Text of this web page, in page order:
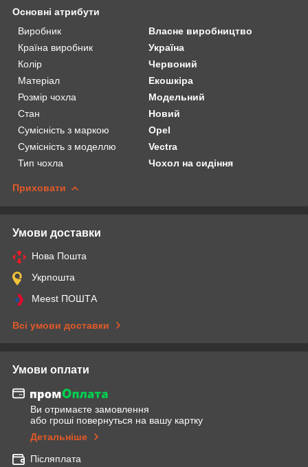
Основні атрибути
Виробник
Власне виробництво
Країна виробник
Україна
Колір
Червоний
Матеріал
Екошкіра
Розмір чохла
Модельний
Стан
Новий
Сумісність з маркою
Opel
Сумісність з моделлю
Vectra
Тип чохла
Чохол на сидіння
Приховати
Умови доставки
Нова Пошта
Укрпошта
Meest ПОШТА
Всі умови доставки
Умови оплати
Ви отримаєте замовлення
або гроші повернуться на вашу картку
Детальніше
Післяплата